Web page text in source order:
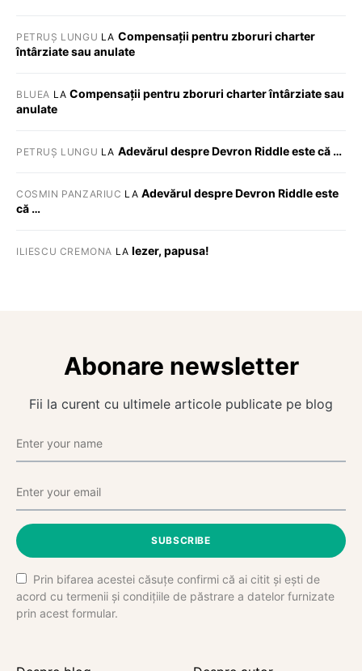
PETRUȘ LUNGU LA Compensații pentru zboruri charter
întârziate sau anulate
BLUEA LACompensații pentru zboruri charter întârziate sau
anulate
PETRUȘ LUNGU LA Adevărul despre Devron Riddle este că …
COSMIN PANZARIUC LA Adevărul despre Devron Riddle este
că …
ILIESCU CREMONA LA Iezer, papusa!
Abonare newsletter
Fii la curent cu ultimele articole publicate pe blog
SUBSCRIBE
Prin bifarea acestei căsuțe confirmi că ai citit și ești de
acord cu termenii și condițiile de păstrare a datelor furnizate
prin acest formular.